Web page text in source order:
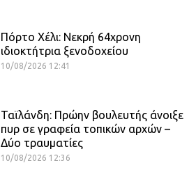
Πόρτο Χέλι: Νεκρή 64χρονη
ιδιοκτήτρια ξενοδοχείου
10/08/2026 12:41
Ταϊλάνδη: Πρώην βουλευτής άνοιξε
πυρ σε γραφεία τοπικών αρχών –
Δύο τραυματίες
10/08/2026 12:36